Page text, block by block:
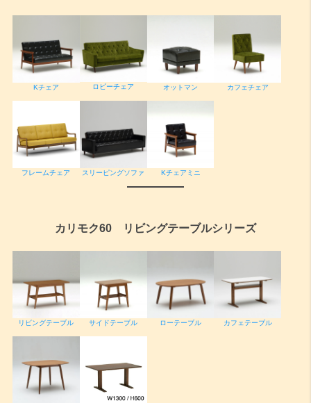
Kチェア ロビーチェア オットマン カフェチェア
フレームチェア スリーピングソファ Kチェアミニ
カリモク60 リビングテーブルシリーズ
リビングテーブル サイドテーブル ローテーブル カフェテーブル